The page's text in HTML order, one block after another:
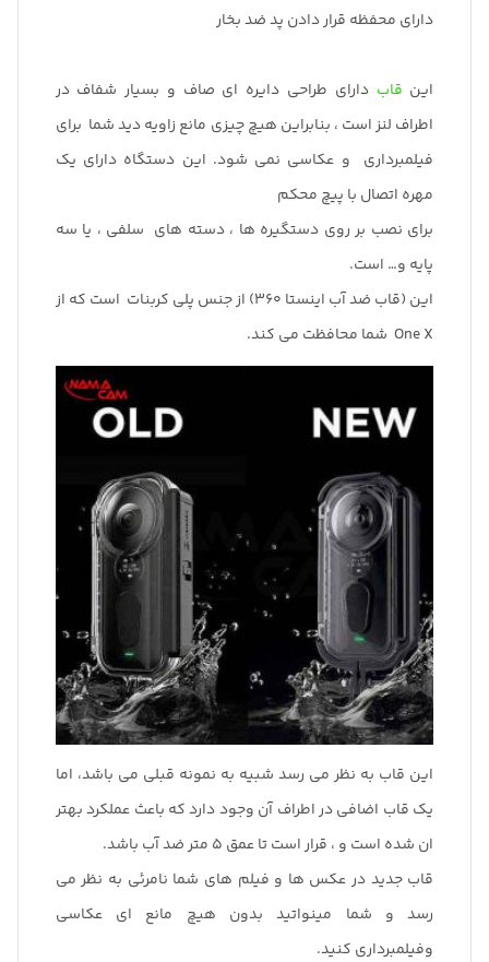
دارای محفظه قرار دادن پد ضد بخار
این قاب دارای طراحی دایره ای صاف و بسیار شفاف در
اطراف لنز است ، بنابراین هیچ چیزی مانع زاویه دید شما برای
فیلمبرداری و عکاسی نمی شود. این دستگاه دارای یک
مهره اتصال با پیچ محکم
برای نصب بر روی دستگیره ها ، دسته های سلفی ، یا سه
پایه و… است.
این (قاب ضد آب اینستا 360) از جنس پلی کربنات است که از
One X شما محافظت می کند.
این قاب به نظر می رسد شبیه به نمونه قبلی می باشد، اما
یک قاب اضافی در اطراف آن وجود دارد که باعث عملکرد بهتر
ان شده است و ، قرار است تا عمق 5 متر ضد آب باشد.
قاب جدید در عکس ها و فیلم های شما نامرئی به نظر می
رسد و شما مینواتید بدون هیچ مانع ای عکاسی
وفیلمبرداری کنید.